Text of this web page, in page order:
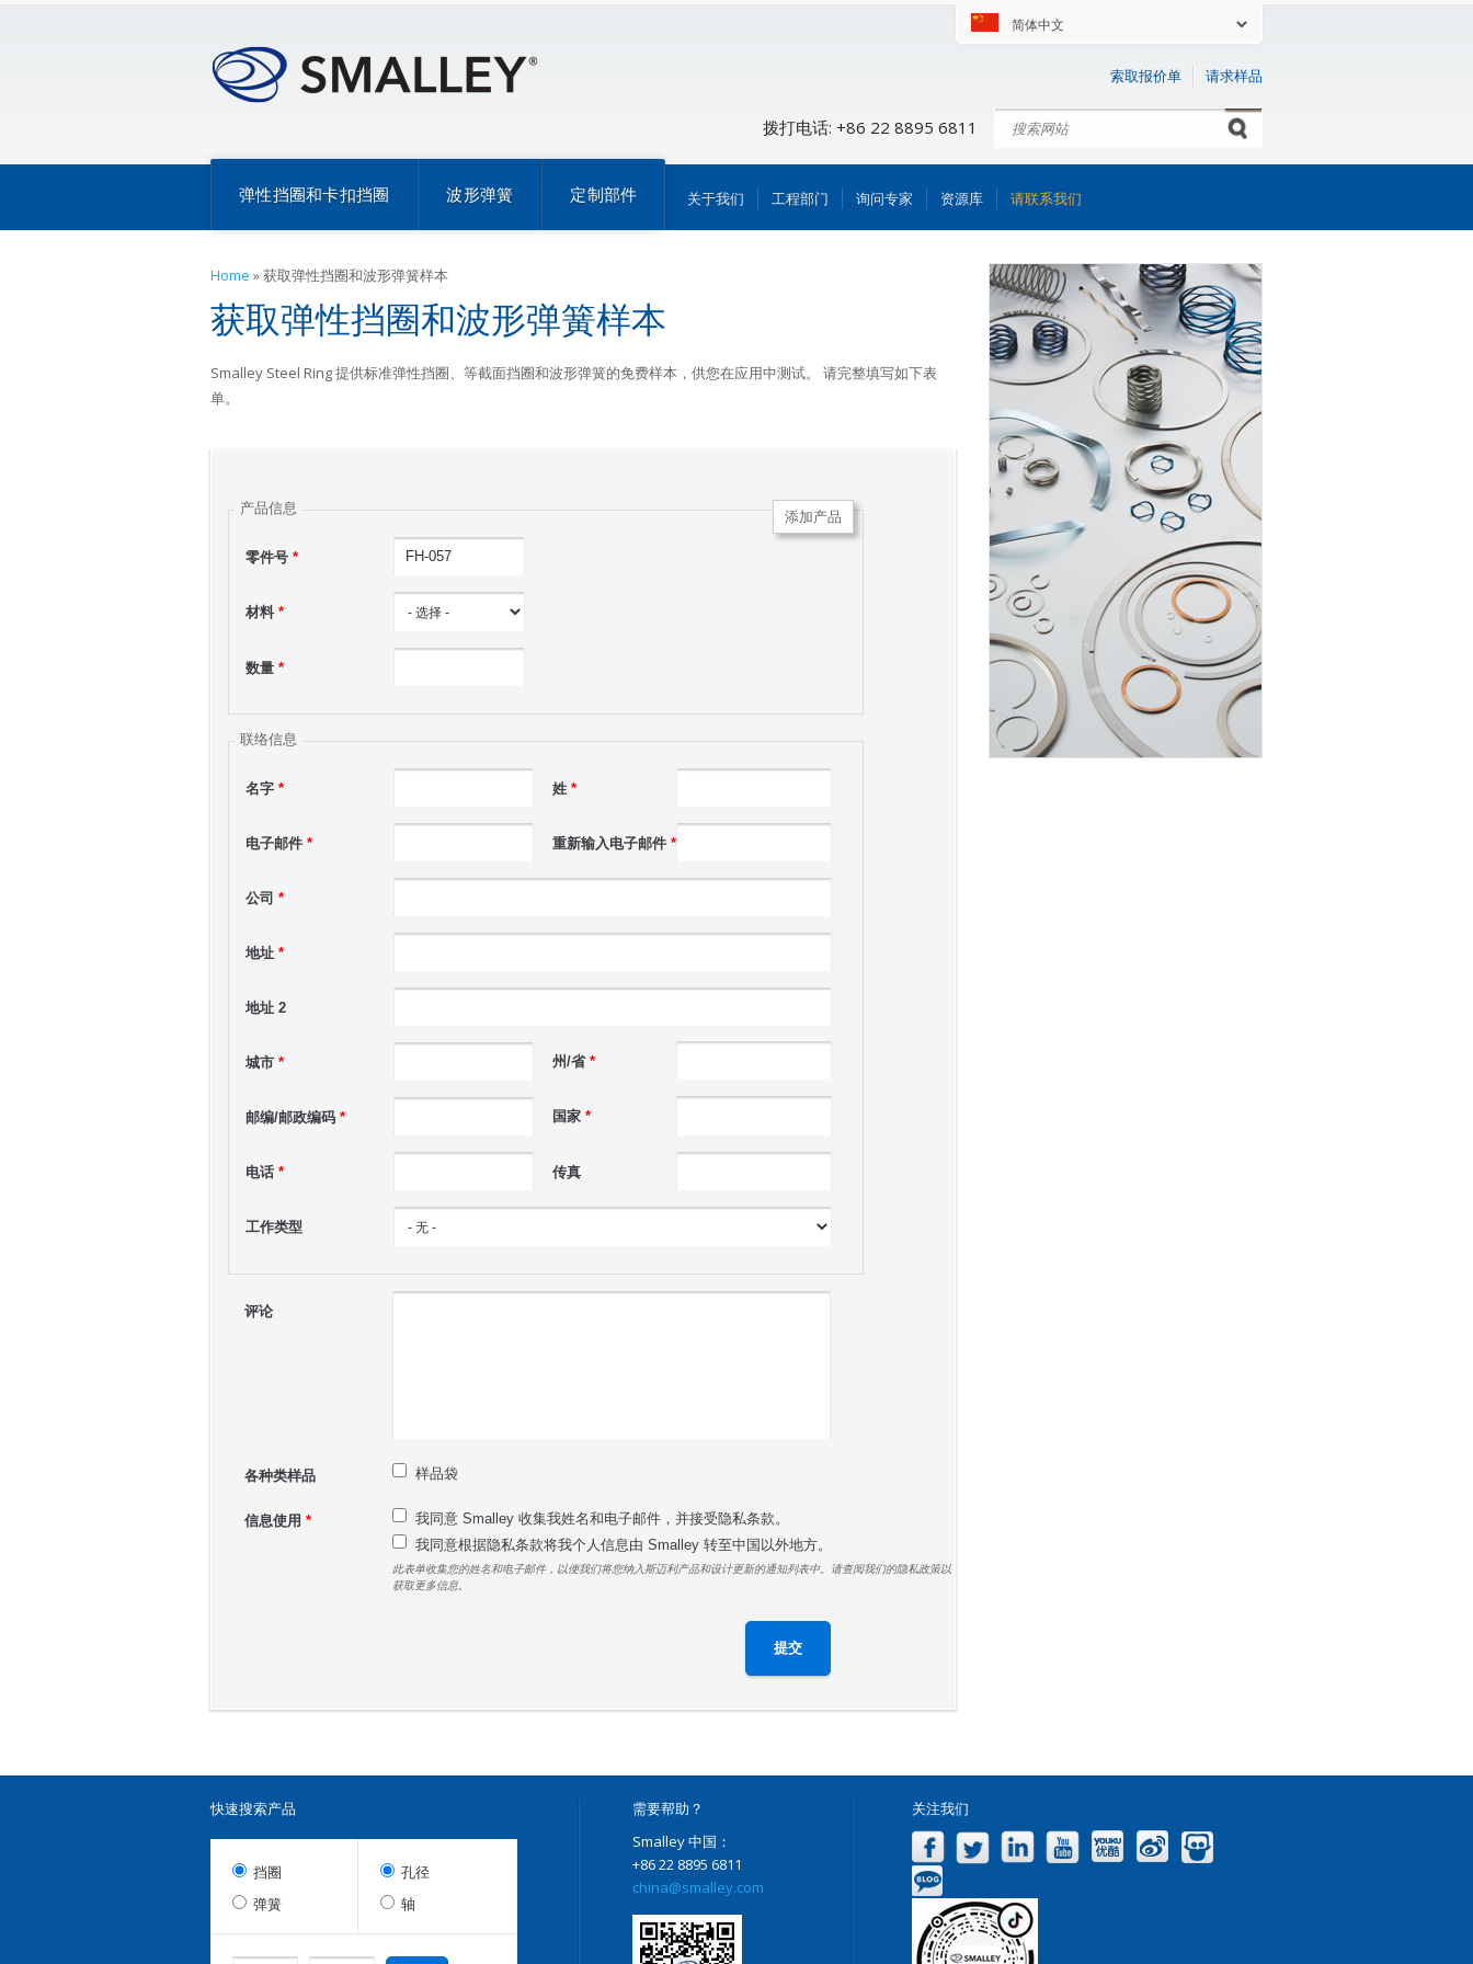
索取报价单 请求样品
拨打电话: +86 22 8895 6811 Search form
搜索
弹性挡圈和卡扣挡圈 波形弹簧 定制部件 关于我们 工程部门 询问专家 资源库 请联系我们
Home »获取弹性挡圈和波形弹簧样本
获取弹性挡圈和波形弹簧样本
Smalley Steel Ring 提供标准弹性挡圈、等截面挡圈和波形弹簧的免费样本，供您在应用中测试。 请完整填写如下表
单。
添加产品
产品信息
零件号 *
材料 *
数量 *
联络信息
名字 * 姓 *
电子邮件 * 重新输入电子邮件 *
公司 *
地址 *
地址 2
城市 * 州/省 *
邮编/邮政编码 * 国家 *
电话 * 传真
工作类型
评论
各种类样品 样品袋
信息使用 *
我同意 Smalley 收集我姓名和电子邮件，并接受隐私条款。
我同意根据隐私条款将我个人信息由 Smalley 转至中国以外地方。
此表单收集您的姓名和电子邮件，以便我们将您纳入斯迈利产品和设计更新的通知列表中。请查阅我们的隐私政策以
获取更多信息。
快速搜索产品
挡圈
弹簧
孔径
轴
需要帮助？
Smalley 中国：
+86 22 8895 6811
china@smalley.com
关注我们
FacebookTwitter LinkedIn